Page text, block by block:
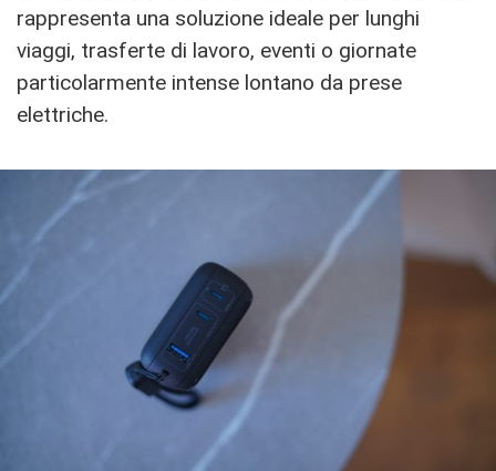
rappresenta una soluzione ideale per lunghi
viaggi, trasferte di lavoro, eventi o giornate
particolarmente intense lontano da prese
elettriche.